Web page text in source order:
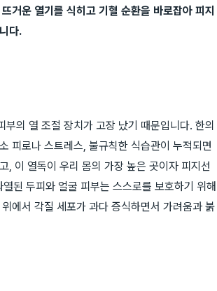
거운 열기를 식히고 기혈 순환을 바로잡아 피지
다.
의 열 조절 장치가 고장 났기 때문입니다. 한의
피로나 스트레스, 불규칙한 식습관이 누적되면
, 이 열독이 우리 몸의 가장 높은 곳이자 피지선
된 두피와 얼굴 피부는 스스로를 보호하기 위해
에서 각질 세포가 과다 증식하면서 가려움과 붉